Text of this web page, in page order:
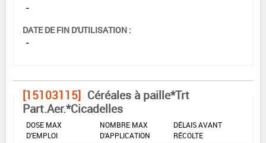
-
DATE DE FIN D'UTILISATION :
-
[15103115] Céréales à paille*Trt
Part.Aer.*Cicadelles
DOSE MAX
D'EMPLOI
NOMBRE MAX
D'APPLICATION
DÉLAIS AVANT
RÉCOLTE